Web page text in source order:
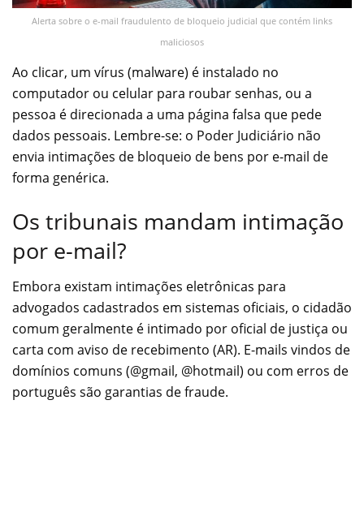
Alerta sobre o e-mail fraudulento de bloqueio judicial que contém links
maliciosos
Ao clicar, um vírus (malware) é instalado no
computador ou celular para roubar senhas, ou a
pessoa é direcionada a uma página falsa que pede
dados pessoais. Lembre-se: o Poder Judiciário não
envia intimações de bloqueio de bens por e-mail de
forma genérica.
Os tribunais mandam intimação
por e-mail?
Embora existam intimações eletrônicas para
advogados cadastrados em sistemas oficiais, o cidadão
comum geralmente é intimado por oficial de justiça ou
carta com aviso de recebimento (AR). E-mails vindos de
domínios comuns (@gmail, @hotmail) ou com erros de
português são garantias de fraude.